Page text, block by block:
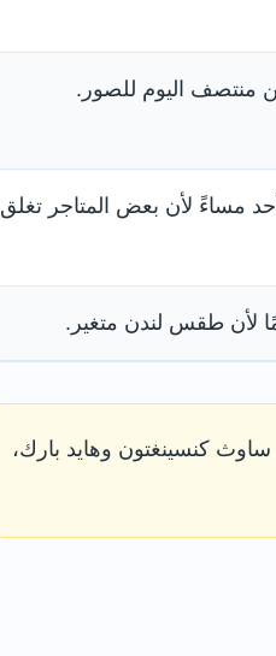
منتصف اليوم للصور.
مساءً لأن بعض المتاجر تغلق
لأن طقس لندن متغير.
كنسينغتون وهايد بارك،